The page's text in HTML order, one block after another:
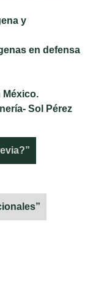
y
en defensa
México.
Sol Pérez